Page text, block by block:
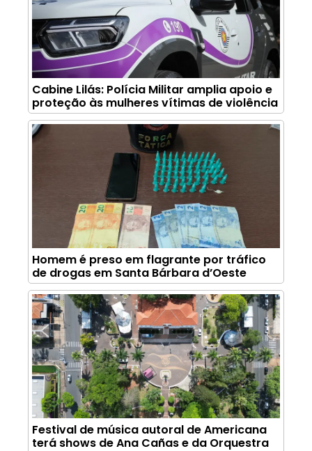
Cabine Lilás: Polícia Militar amplia apoio e
proteção às mulheres vítimas de violência
Homem é preso em flagrante por tráfico
de drogas em Santa Bárbara d’Oeste
Festival de música autoral de Americana
terá shows de Ana Cañas e da Orquestra